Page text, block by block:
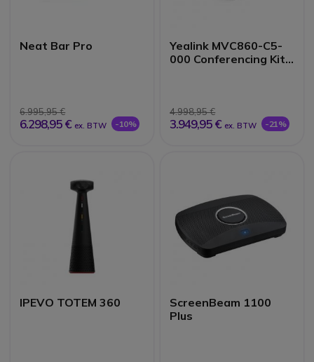
Neat Bar Pro
6.995,95 €
6.298,95 € ex. BTW -10%
Yealink MVC860-C5-
000 Conferencing Kit -
4.998,95 €
3.949,95 € ex. BTW -21%
IPEVO TOTEM 360
ScreenBeam 1100
Plus